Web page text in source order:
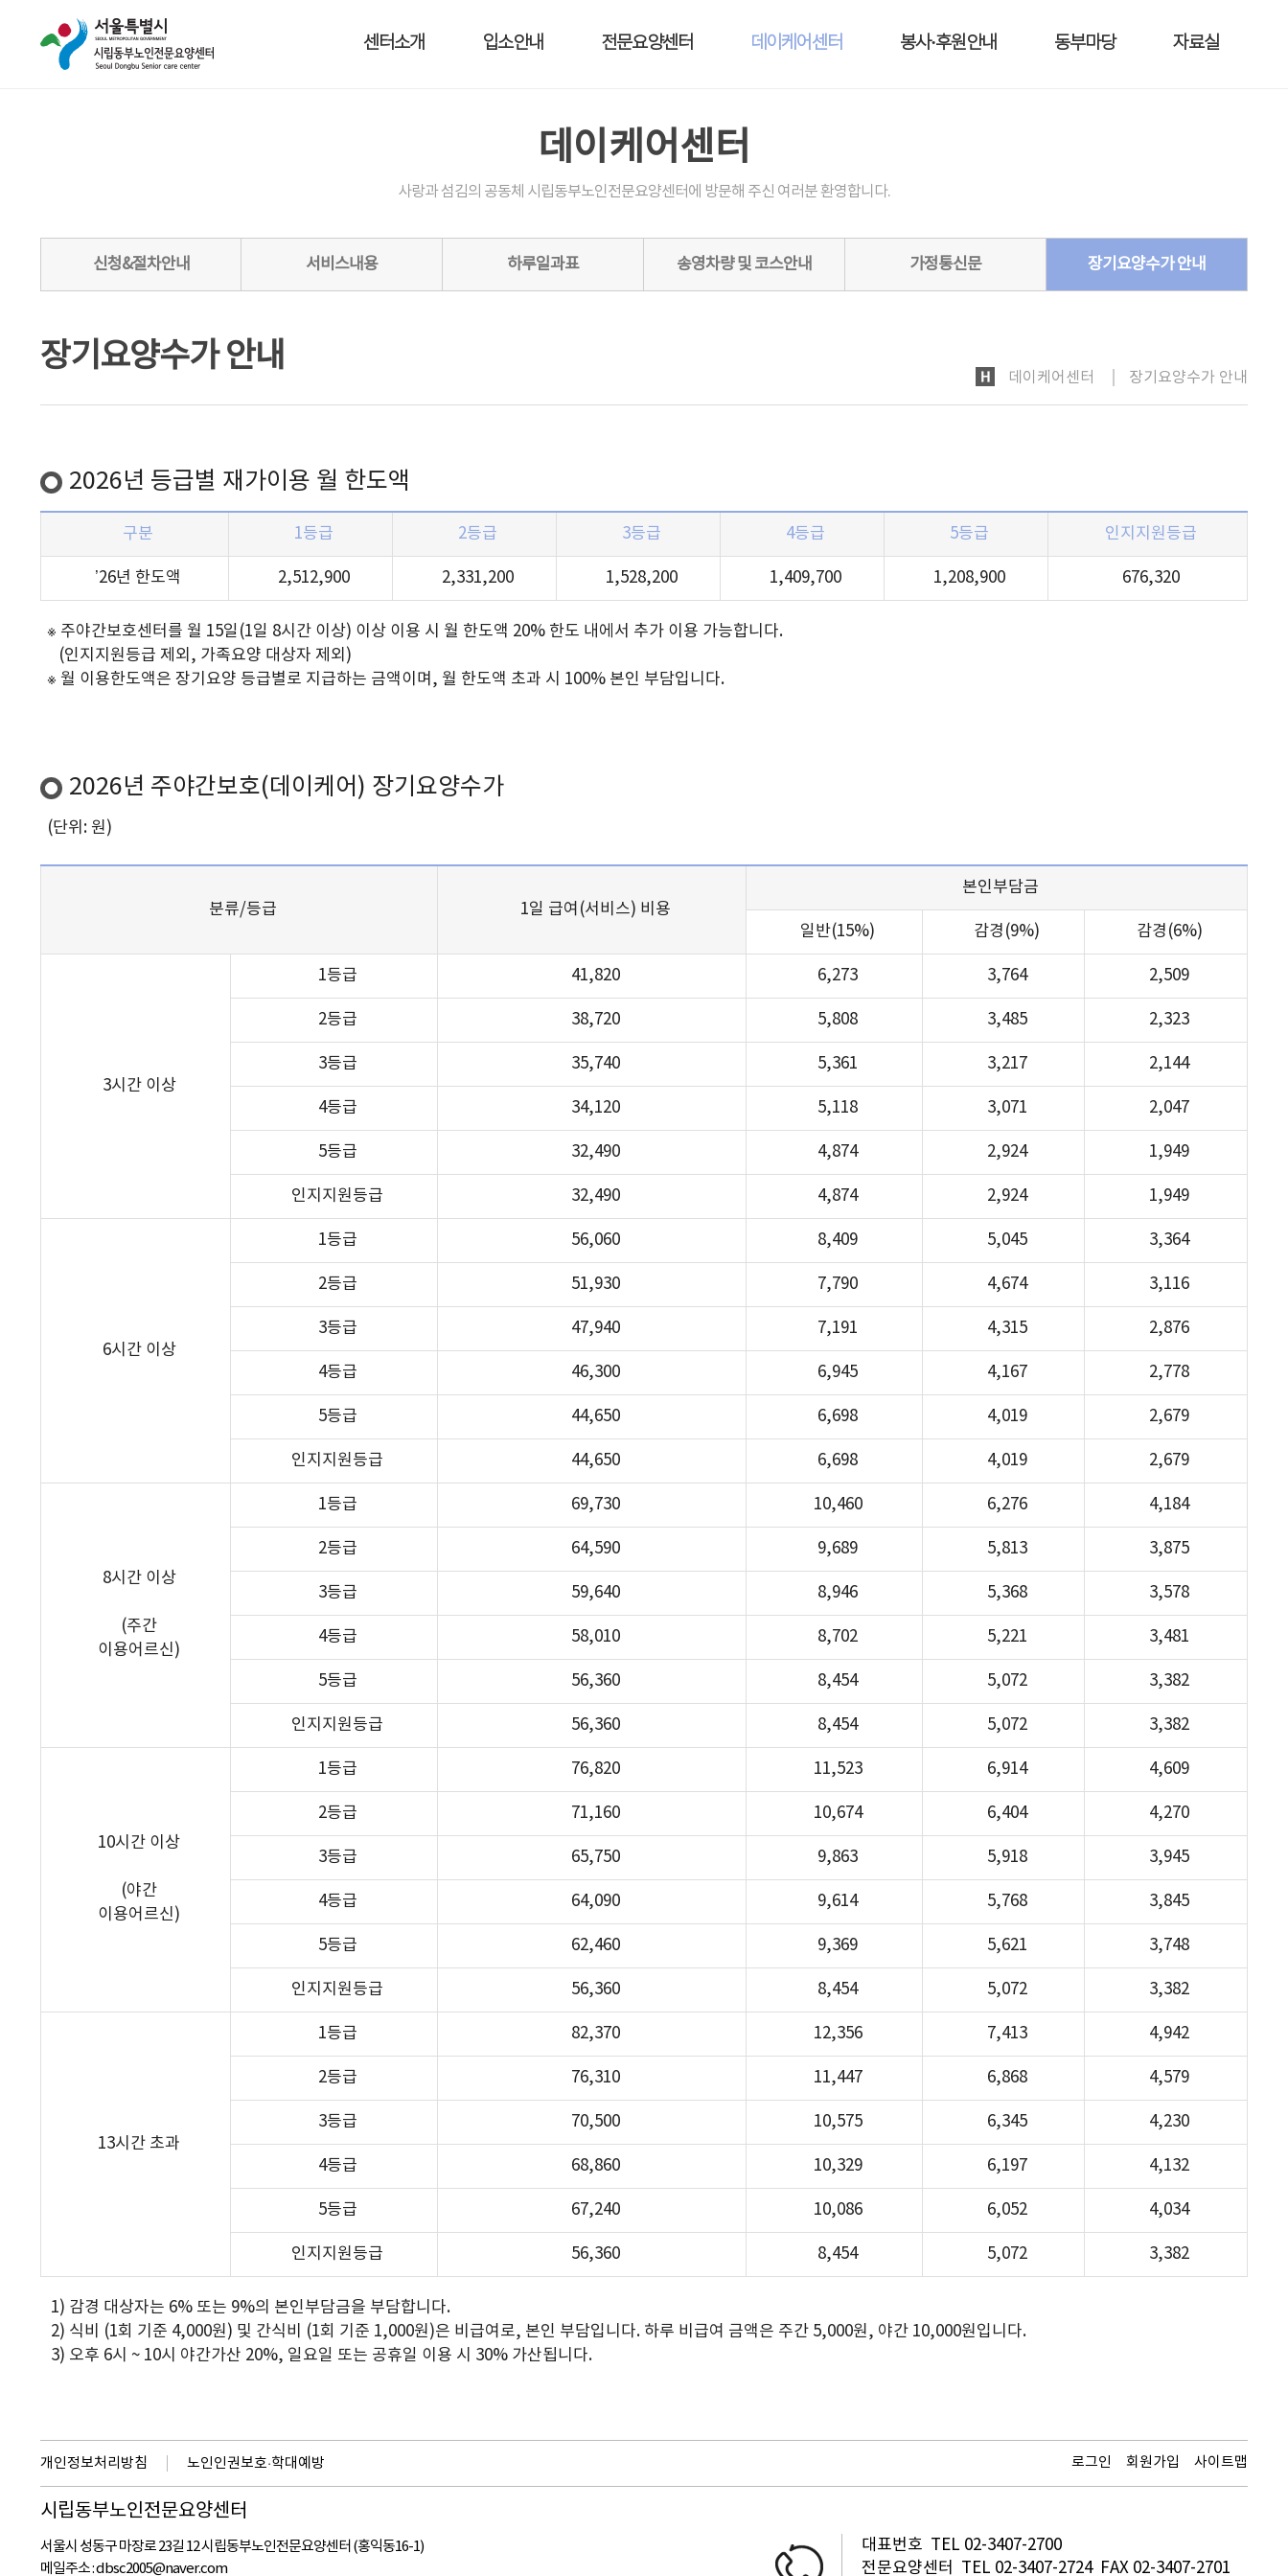
센터소개 입소안내 전문요양센터 데이케어센터 봉사·후원안내 동부마당 자료실
데이케어센터
사랑과 섬김의 공동체 시립동부노인전문요양센터에 방문해 주신 여러분 환영합니다.
신청&절차안내 서비스내용 하루일과표 송영차량 및 코스안내 가정통신문 장기요양수가 안내
장기요양수가 안내 HOME
데이케어센터 장기요양수가 안내
2026년 등급별 재가이용 월 한도액
구분 1등급 2등급 3등급 4등급 5등급 인지지원등급
’26년 한도액 2,512,900 2,331,200 1,528,200 1,409,700 1,208,900 676,320
※ 주야간보호센터를 월 15일(1일 8시간 이상) 이상 이용 시 월 한도액 20% 한도 내에서 추가 이용 가능합니다.
(인지지원등급 제외, 가족요양 대상자 제외)
※ 월 이용한도액은 장기요양 등급별로 지급하는 금액이며, 월 한도액 초과 시 100% 본인 부담입니다.
2026년 주야간보호(데이케어) 장기요양수가
(단위: 원)
분류/등급 1일 급여(서비스) 비용
본인부담금
일반(15%) 감경(9%) 감경(6%)
3시간 이상
1등급 41,820 6,273 3,764 2,509
2등급 38,720 5,808 3,485 2,323
3등급 35,740 5,361 3,217 2,144
4등급 34,120 5,118 3,071 2,047
5등급 32,490 4,874 2,924 1,949
인지지원등급 32,490 4,874 2,924 1,949
6시간 이상
1등급 56,060 8,409 5,045 3,364
2등급 51,930 7,790 4,674 3,116
3등급 47,940 7,191 4,315 2,876
4등급 46,300 6,945 4,167 2,778
5등급 44,650 6,698 4,019 2,679
인지지원등급 44,650 6,698 4,019 2,679
8시간 이상
(주간
이용어르신)
1등급 69,730 10,460 6,276 4,184
2등급 64,590 9,689 5,813 3,875
3등급 59,640 8,946 5,368 3,578
4등급 58,010 8,702 5,221 3,481
5등급 56,360 8,454 5,072 3,382
인지지원등급 56,360 8,454 5,072 3,382
10시간 이상
(야간
이용어르신)
1등급 76,820 11,523 6,914 4,609
2등급 71,160 10,674 6,404 4,270
3등급 65,750 9,863 5,918 3,945
4등급 64,090 9,614 5,768 3,845
5등급 62,460 9,369 5,621 3,748
인지지원등급 56,360 8,454 5,072 3,382
13시간 초과
1등급 82,370 12,356 7,413 4,942
2등급 76,310 11,447 6,868 4,579
3등급 70,500 10,575 6,345 4,230
4등급 68,860 10,329 6,197 4,132
5등급 67,240 10,086 6,052 4,034
인지지원등급 56,360 8,454 5,072 3,382
1) 감경 대상자는 6% 또는 9%의 본인부담금을 부담합니다.
2) 식비 (1회 기준 4,000원) 및 간식비 (1회 기준 1,000원)은 비급여로, 본인 부담입니다. 하루 비급여 금액은 주간 5,000원, 야간 10,000원입니다.
3) 오후 6시 ~ 10시 야간가산 20%, 일요일 또는 공휴일 이용 시 30% 가산됩니다.
로그인 회원가입 사이트맵
개인정보처리방침 노인인권보호·학대예방
시립동부노인전문요양센터
서울시 성동구 마장로 23길 12 시립동부노인전문요양센터 (홍익동16-1)
메일주소 :dbsc2005@naver.com
대표번호 TEL 02-3407-2700
전문요양센터 TEL 02-3407-2724 FAX 02-3407-2701